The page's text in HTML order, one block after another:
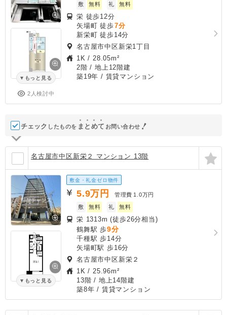
もっと見る
2人検討中
敷
無料 礼 無料
栄 徒歩12分
矢場町 徒歩7分
新栄町 徒歩14分
名古屋市中区新栄1丁目
1K / 28.05m²
2階 / 地上12階建
築19年 / 賃貸マンション
チェック したものを ま と めて お問い合わせ
名古屋市中区新栄２ マンション 13階
もっと見る
敷金・礼金ゼロ物件
5.9万円 管理費 1.0万円
敷
無料 礼 無料
栄 1313m (徒歩26分相当)
鶴舞駅 歩9分
千種駅 歩14分
矢場町駅 歩16分
名古屋市中区新栄２
1K / 25.96m²
13階 / 地上14階建
築8年 / 賃貸マンション